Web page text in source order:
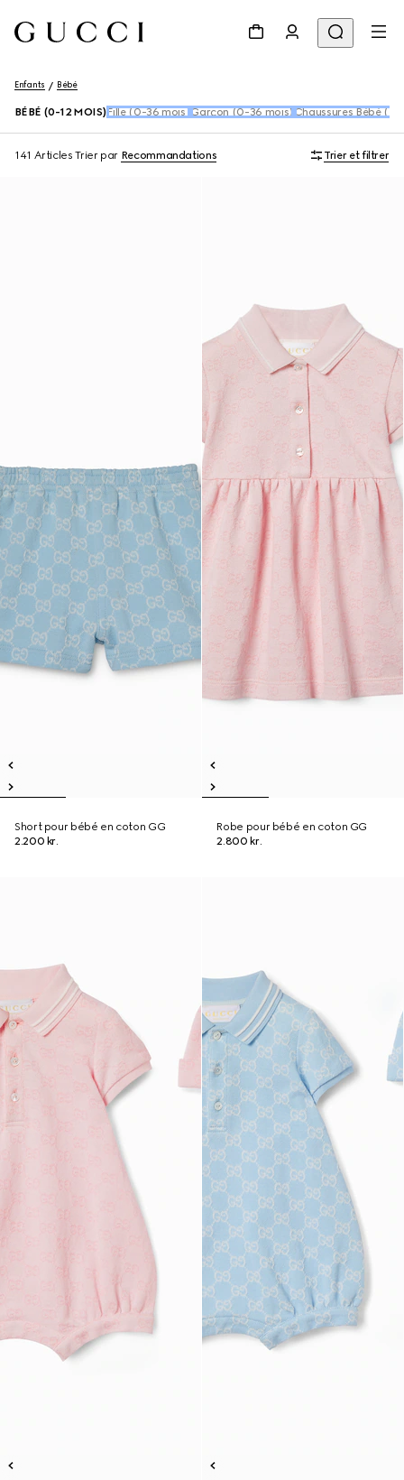
Enfants Bébé
BÉBÉ (0-12 MOIS) Fille (0-36 mois) Garçon (0-36 mois) Chaussures Bébé
141 Articles Trier par Recommandations Trier et filtrer
Short pour bébé en coton GG
2.200 kr.
Robe pour bébé en coton GG
2.800 kr.